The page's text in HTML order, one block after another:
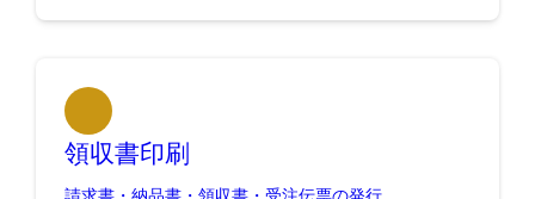
領収書印刷